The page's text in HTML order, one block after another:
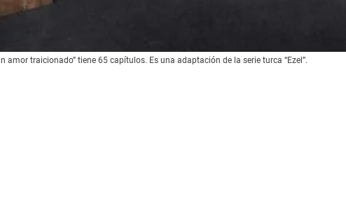
amor traicionado” tiene 65 capítulos. Es una adaptación de la serie turca “Ezel”.